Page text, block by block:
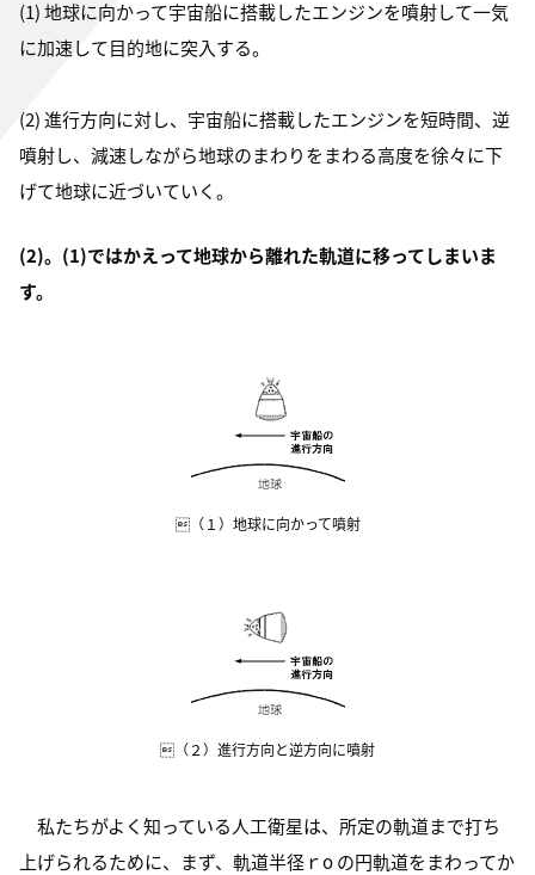
(1) 地球に向かって宇宙船に搭載したエンジンを噴射して一気
に加速して目的地に突入する。
(2) 進行方向に対し、宇宙船に搭載したエンジンを短時間、逆
噴射し、減速しながら地球のまわりをまわる高度を徐々に下
げて地球に近づいていく。
(2)。(1)ではかえって地球から離れた軌道に移ってしまいま
す。
（１）地球に向かって噴射
（２）進行方向と逆方向に噴射
私たちがよく知っている人工衛星は、所定の軌道まで打ち
上げられるために、まず、軌道半径ｒo の円軌道をまわってか